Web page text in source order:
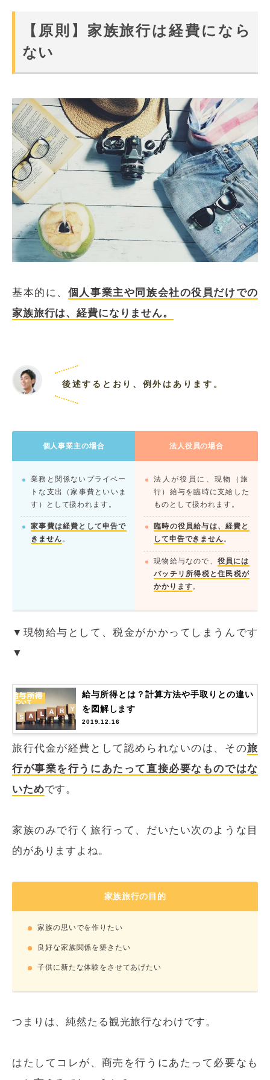
【原則】家族旅行は経費になら
ない
基本的に、 個人事業主や同族会社の役員だけでの
家族旅行は、経費になりません。
後述するとおり、例外はあります。
個人事業主の場合
業務と関係ないプライベー
トな支出（家事費といいま
す）として扱われます。
家事費は経費として申告で
きません。
法人役員の場合
法人が役員に、現物（旅
行）給与を臨時に支給した
ものとして扱われます。
臨時の役員給与は、経費と
して申告できません。
現物給与なので、 役員には
バッチリ所得税と住民税が
かかります。
▼現物給与として、税金がかかってしまうんです
▼
給与所得とは？計算方法や手取りとの違い
を図解します
2019.12.16
旅行代金が経費として認められないのは、その旅
行が事業を行うにあたって直接必要なものではな
いためです。
家族のみで行く旅行って、だいたい次のような目
的がありますよね。
家族旅行の目的
家族の思いでを作りたい
良好な家族関係を築きたい
子供に新たな体験をさせてあげたい
つまりは、純然たる観光旅行なわけです。
はたしてコレが、商売を行うにあたって必要なも